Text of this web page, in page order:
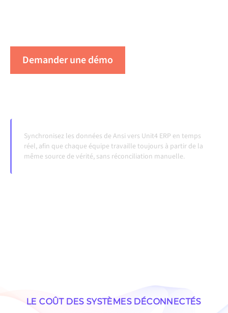
Demander une démo
Synchronisez les données de Ansi vers Unit4 ERP en temps
réel, afin que chaque équipe travaille toujours à partir de la
même source de vérité, sans réconciliation manuelle.
LE COÛT DES SYSTÈMES DÉCONNECTÉS